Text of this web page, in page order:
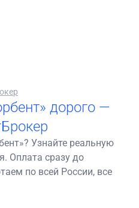
дорого —
Узнайте реальную
Оплата сразу до
по всей России, все